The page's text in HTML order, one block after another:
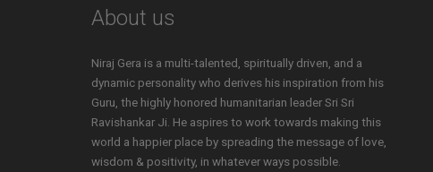
About us
Niraj Gera is a multi-talented, spiritually driven, and a
dynamic personality who derives his inspiration from his
Guru, the highly honored humanitarian leader Sri Sri
Ravishankar Ji. He aspires to work towards making this
world a happier place by spreading the message of love,
wisdom & positivity, in whatever ways possible.